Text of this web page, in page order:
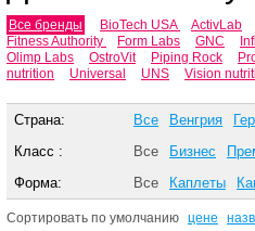
Все бренды BioTech USA ActivLab
Fitness Authority
Form Labs GNC
Olimp Labs
OstroVit Piping Rock
nutrition
Universal UNS Vision
Страна: Все Венгрия
Класс :
Все Бизнес
Форма:
Все Каплеты
Сортировать по умолчанию цене